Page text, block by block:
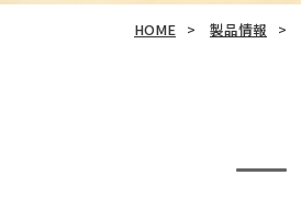
HOME 製品情報